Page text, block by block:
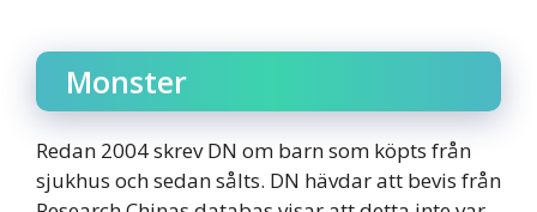
Monster
Redan 2004 skrev DN om barn som köpts från
sjukhus och sedan sålts. DN hävdar att bevis från